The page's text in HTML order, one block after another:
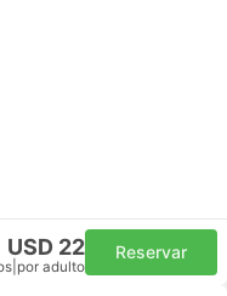
USD 22
por adulto
Reservar